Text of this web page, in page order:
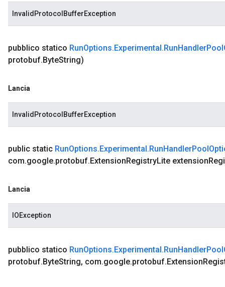
InvalidProtocolBufferException
pubblico statico RunOptions.Experimental.RunHandlerPool
protobuf.ByteString)
Lancia
InvalidProtocolBufferException
public static RunOptions.Experimental.RunHandlerPool
com.google.protobuf.ExtensionRegistryLite extension
Lancia
IOException
pubblico statico RunOptions.Experimental.RunHandlerPool
protobuf.ByteString, com.google.protobuf.Extension